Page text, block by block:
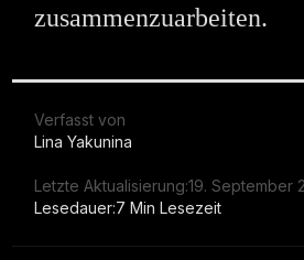
zusammenzuarbeiten.
Verfasst von
Lina Yakunina
Letzte Aktualisierung:19. September
Lesedauer:7 Min Lesezeit